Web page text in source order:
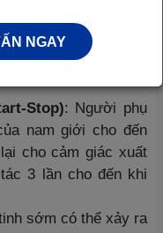
đến “nhiệm vụ”
Stop): Người phụ
nam giới cho đến
cho cảm giác xuất
3 lần cho đến khi
sớm có thể xảy ra
NGAY